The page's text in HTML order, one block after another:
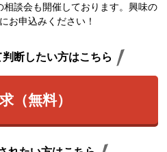
談会も開催しております。興味の
お申込みください！
断したい方はこちら
（無料）